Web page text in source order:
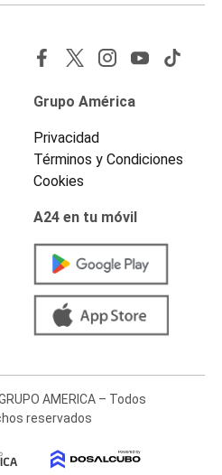
Grupo América
Privacidad
Términos y Condiciones
Cookies
A24 en tu móvil
AMERICA – Todos
reservados